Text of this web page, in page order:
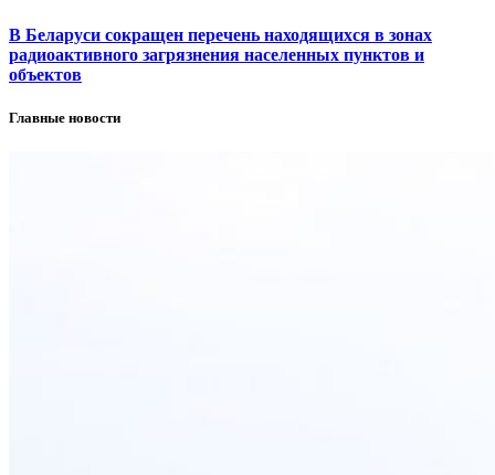
В Беларуси сокращен перечень находящихся в зонах
радиоактивного загрязнения населенных пунктов и
объектов
Главные новости